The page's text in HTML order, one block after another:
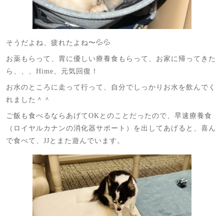
そうだよね、疲れたよね〜💦💦
お薬もらって、胃に優しい療養食もらって、お家に帰ってきた
ら、、、Hime、元気回復！
お水のところに走って行って、自分でしっかりお水を飲んでく
れました＾＾
ご飯も食べるならあげてOKとのことだったので、早速療養食
（ロイヤルカナンの消化器サポート）を出してあげると、喜ん
で食べて、JJとまた遊んでいます。